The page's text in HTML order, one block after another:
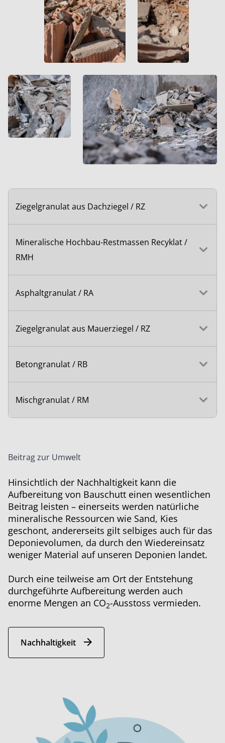
Ziegelgranulat aus Dachziegel / RZ
Mineralische Hochbau-Restmassen Recyklat /
RMH
Asphaltgranulat / RA
Ziegelgranulat aus Mauerziegel / RZ
Betongranulat / RB
Mischgranulat / RM
Beitrag zur Umwelt
Hinsichtlich der Nachhaltigkeit kann die
Aufbereitung von Bauschutt einen wesentlichen
Beitrag leisten – einerseits werden natürliche
mineralische Ressourcen wie Sand, Kies
geschont, andererseits gilt selbiges auch für das
Deponievolumen, da durch den Wiedereinsatz
weniger Material auf unseren Deponien landet.
Durch eine teilweise am Ort der Entstehung
durchgeführte Aufbereitung werden auch
enorme Mengen an CO2-Ausstoss vermieden.
Nachhaltigkeit